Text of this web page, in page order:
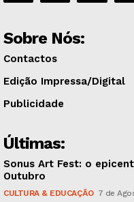
Sobre Nós:
Contactos
Edição Impressa/Digital
Publicidade
Últimas:
Sonus Art Fest: o
Outubro
CULTURA & EDUCAÇÃO 7 de